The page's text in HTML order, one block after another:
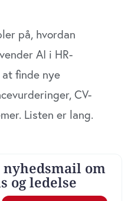
har givet dem, eller som
deres tjenester. Du
du fortsætter med at
på, hvordan
AI i HR-
finde nye
CV-
Listen er lang.